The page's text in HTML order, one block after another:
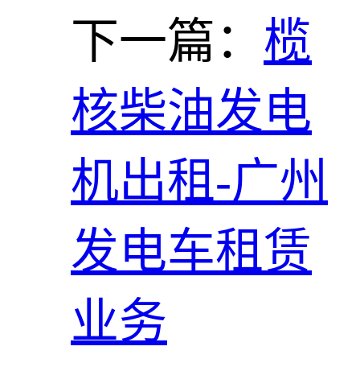
下一篇： 榄
核柴油发电
机出租-广州
发电车租赁
业务